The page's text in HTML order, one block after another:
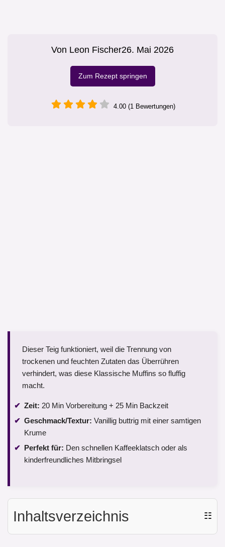
Von Leon Fischer26. Mai 2026
Zum Rezept springen
4.00 (1 Bewertungen)
Dieser Teig funktioniert, weil die Trennung von
trockenen und feuchten Zutaten das Überrühren
verhindert, was diese Klassische Muffins so fluffig
macht.
Zeit: 20 Min Vorbereitung + 25 Min Backzeit
Geschmack/Textur: Vanillig buttrig mit einer samtigen
Krume
Perfekt für: Den schnellen Kaffeeklatsch oder als
kinderfreundliches Mitbringsel
Inhaltsverzeichnis ☷